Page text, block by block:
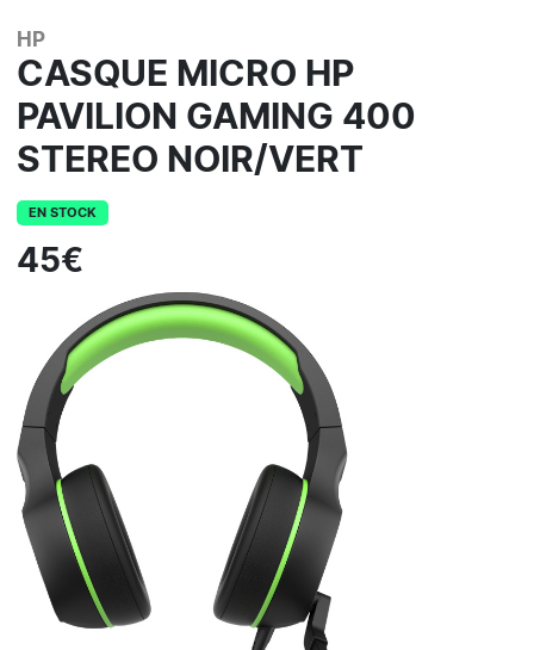
HP
CASQUE MICRO HP
PAVILION GAMING 400
STEREO NOIR/VERT
EN STOCK
45€